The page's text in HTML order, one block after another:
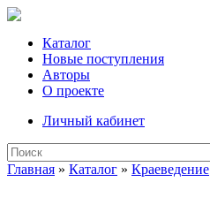
Каталог
Новые поступления
Авторы
О проекте
Личный кабинет
Главная » Каталог » Краеведение